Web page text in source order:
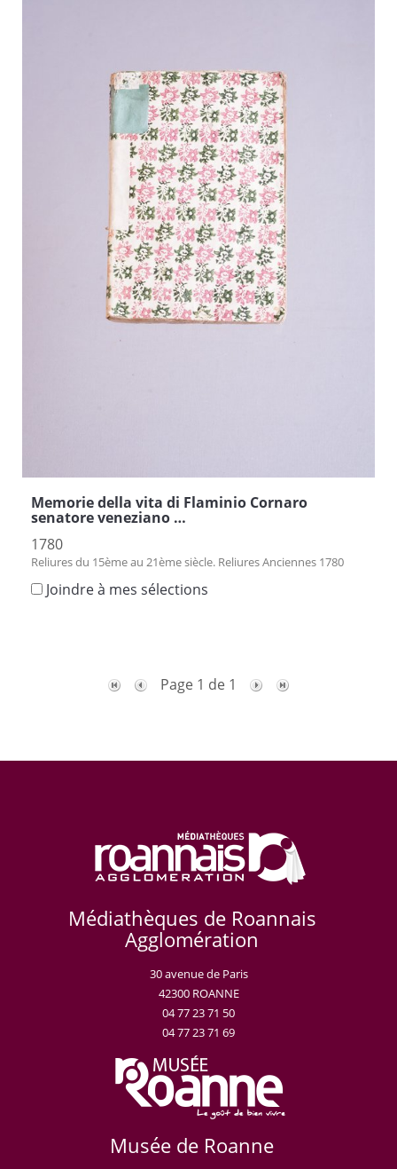
Memorie della vita di Flaminio Cornaro
senatore veneziano …
1780
Reliures du 15ème au 21ème siècle. Reliures Anciennes 1780
Joindre à mes sélections
Page 1 de 1
Médiathèques de Roannais
Agglomération
30 avenue de Paris
42300 ROANNE
04 77 23 71 50
04 77 23 71 69
Musée de Roanne